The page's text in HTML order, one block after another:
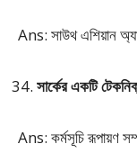
Ans: সাউথ এশিয়ান
সার্কের একটি
Ans: কর্মসূচি রূপায়ণ